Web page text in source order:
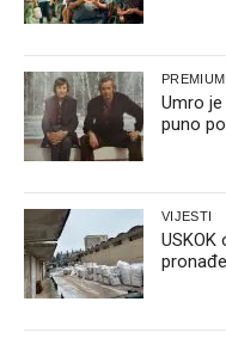
Umro
puno
VIJESTI